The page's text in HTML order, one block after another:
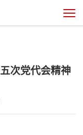
次党代会精神